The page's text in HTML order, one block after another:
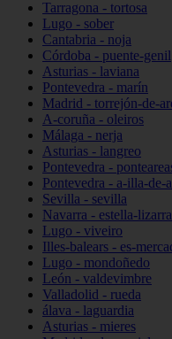
Tarragona - tortosa
Lugo - sober
Cantabria - noja
Córdoba - puente-genil
Asturias - laviana
Pontevedra - marín
Madrid - torrejón-de-
A-coruña - oleiros
Málaga - nerja
Asturias - langreo
Pontevedra -
Pontevedra - a-illa-de-
Sevilla - sevilla
Navarra - estella-lizarra
Lugo - viveiro
Illes-balears - es-
Lugo - mondoñedo
León - valdevimbre
Valladolid - rueda
álava - laguardia
Asturias - mieres